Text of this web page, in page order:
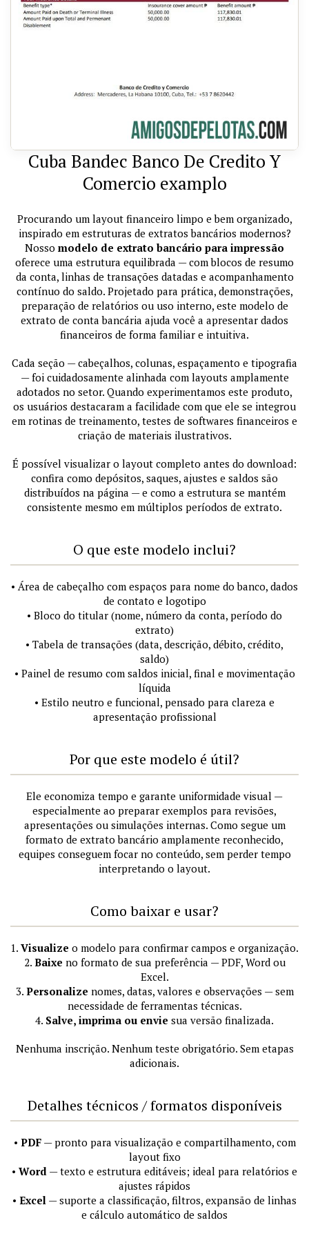
Cuba Bandec Banco De Credito Y
Comercio examplo
Procurando um layout financeiro limpo e bem organizado,
inspirado em estruturas de extratos bancários modernos?
Nosso modelo de extrato bancário para impressão
oferece uma estrutura equilibrada — com blocos de resumo
da conta, linhas de transações datadas e acompanhamento
contínuo do saldo. Projetado para prática, demonstrações,
preparação de relatórios ou uso interno, este modelo de
extrato de conta bancária ajuda você a apresentar dados
financeiros de forma familiar e intuitiva.
Cada seção — cabeçalhos, colunas, espaçamento e tipografia
— foi cuidadosamente alinhada com layouts amplamente
adotados no setor. Quando experimentamos este produto,
os usuários destacaram a facilidade com que ele se integrou
em rotinas de treinamento, testes de softwares financeiros e
criação de materiais ilustrativos.
É possível visualizar o layout completo antes do download:
confira como depósitos, saques, ajustes e saldos são
distribuídos na página — e como a estrutura se mantém
consistente mesmo em múltiplos períodos de extrato.
O que este modelo inclui?
• Área de cabeçalho com espaços para nome do banco, dados
de contato e logotipo
• Bloco do titular (nome, número da conta, período do
extrato)
• Tabela de transações (data, descrição, débito, crédito,
saldo)
• Painel de resumo com saldos inicial, final e movimentação
líquida
• Estilo neutro e funcional, pensado para clareza e
apresentação profissional
Por que este modelo é útil?
Ele economiza tempo e garante uniformidade visual —
especialmente ao preparar exemplos para revisões,
apresentações ou simulações internas. Como segue um
formato de extrato bancário amplamente reconhecido,
equipes conseguem focar no conteúdo, sem perder tempo
interpretando o layout.
Como baixar e usar?
1. Visualize o modelo para confirmar campos e organização.
2. Baixe no formato de sua preferência — PDF, Word ou
Excel.
3. Personalize nomes, datas, valores e observações — sem
necessidade de ferramentas técnicas.
4. Salve, imprima ou envie sua versão finalizada.
Nenhuma inscrição. Nenhum teste obrigatório. Sem etapas
adicionais.
Detalhes técnicos / formatos disponíveis
• PDF— pronto para visualização e compartilhamento, com
layout fixo
• Word — texto e estrutura editáveis; ideal para relatórios e
ajustes rápidos
• Excel — suporte a classificação, filtros, expansão de linhas
e cálculo automático de saldos